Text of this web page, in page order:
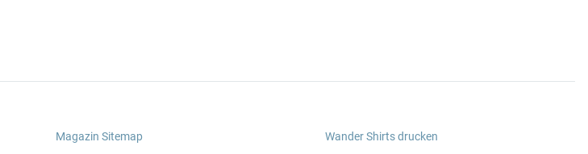
Magazin Sitemap
Wander Shirts drucken